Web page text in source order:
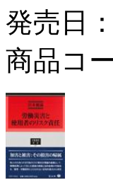
発売日
商品コ